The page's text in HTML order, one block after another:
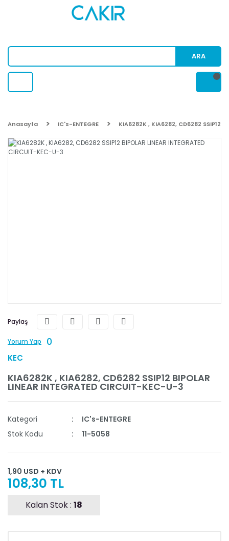
ARA
Anasayfa IC's-ENTEGRE KIA6282K , KIA6282, CD6282 SSIP12
Paylaş
Yorum Yap 0
KEC
KIA6282K , KIA6282, CD6282 SSIP12 BIPOLAR
LINEAR INTEGRATED CIRCUIT-KEC-U-3
Kategori
IC's-ENTEGRE
Stok Kodu
11-5058
1,90 USD + KDV
108,30 TL
Kalan Stok : 18